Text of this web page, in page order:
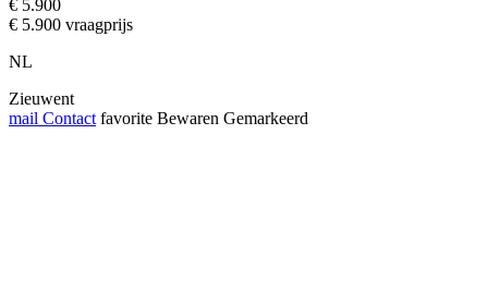
€ 5.900
€ 5.900 vraagprijs
NL
Zieuwent
mail Contact favorite Bewaren Gemarkeerd